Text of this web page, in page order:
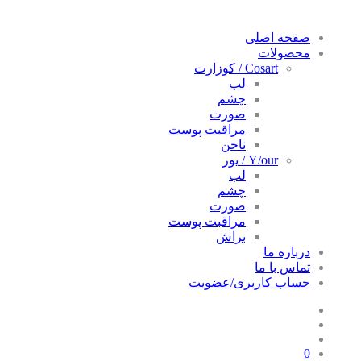
صفحه اصلی
محصولات
Cosart / کوزارت
لب
چشم
صورت
مراقبت پوست
ناخن
Y/our / یور
لب
چشم
صورت
مراقبت پوست
براش
درباره ما
تماس با ما
حساب کاربری/عضویت
0